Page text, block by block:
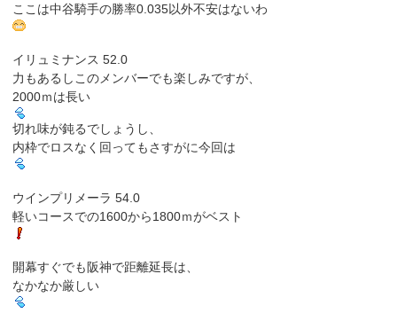
ここは中谷騎手の勝率0.035以外不安はないわ
イリュミナンス 52.0
力もあるしこのメンバーでも楽しみですが、
2000ｍは長い
切れ味が鈍るでしょうし、
内枠でロスなく回ってもさすがに今回は
ウインプリメーラ 54.0
軽いコースでの1600から1800ｍがベスト
開幕すぐでも阪神で距離延長は、
なかなか厳しい